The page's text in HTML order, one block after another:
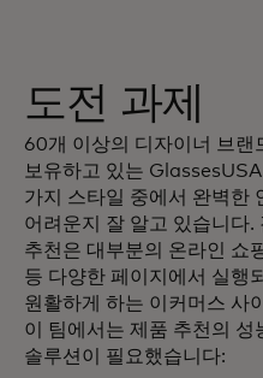
도전 과제
60개 이상의 디자이너 브랜
보유하고 있는
가지 스타일 중에서 완벽한
어려운지 잘 알고 있습니다
추천은 대부분의 온라인 쇼
등 다양한 페이지에서 실행
원활하게 하는 이커머스 사
이 팀에서는 제품 추천의 성
솔루션이 필요했습니다: